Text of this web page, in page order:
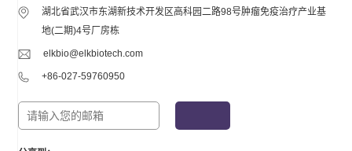
湖北省武汉市东湖新技术开发区高科园二路98号肿瘤免疫治疗产业基
地(二期)4号厂房栋
elkbio@elkbiotech.com
+86-027-59760950